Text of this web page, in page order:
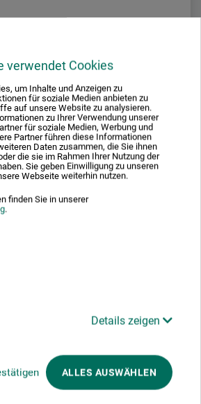
verwendet Cookies
um Inhalte und Anzeigen zu
für soziale Medien anbieten zu
auf unsere Website zu analysieren.
zu Ihrer Verwendung unserer
für soziale Medien, Werbung und
Partner führen diese Informationen
Daten zusammen, die Sie ihnen
die sie im Rahmen Ihrer Nutzung der
Sie geben Einwilligung zu unseren
Webseite weiterhin nutzen.
finden Sie in unserer
.
Details zeigen
ALLES AUSWÄHLEN